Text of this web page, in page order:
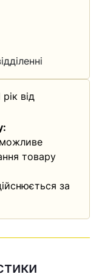
від
можливе
товару
за